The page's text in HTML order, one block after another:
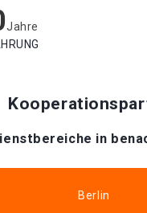
Jahre
in
Berlin